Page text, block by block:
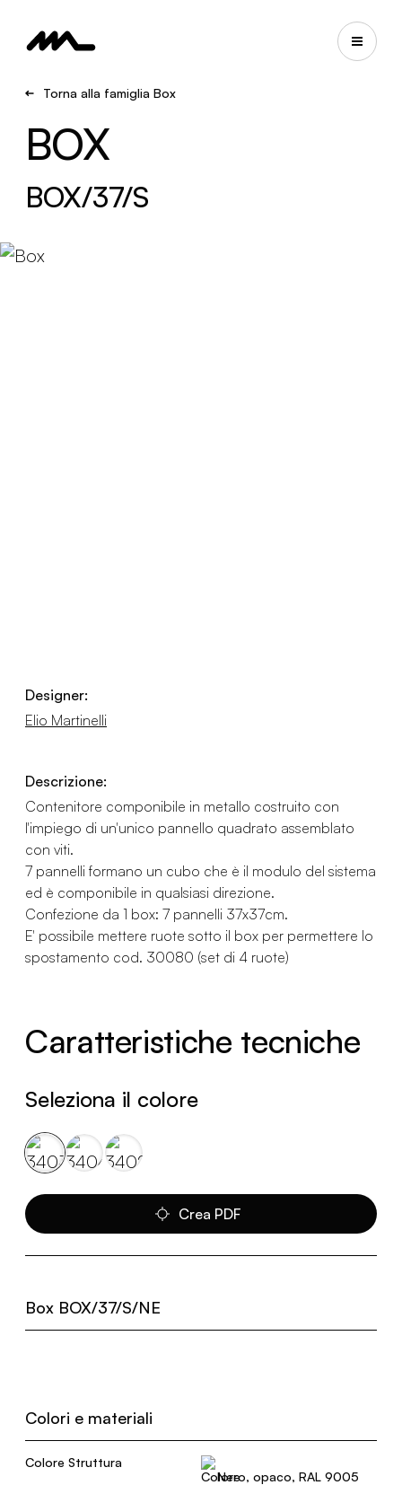
Torna alla famiglia Box
BOX
BOX/37/S
Designer:
Elio Martinelli
Descrizione:
Contenitore componibile in metallo costruito con
l'impiego di un'unico pannello quadrato assemblato
con viti.
7 pannelli formano un cubo che è il modulo del sistema
ed è componibile in qualsiasi direzione.
Confezione da 1 box: 7 pannelli 37x37cm.
E' possibile mettere ruote sotto il box per permettere lo
spostamento cod. 30080 (set di 4 ruote)
Caratteristiche tecniche
Seleziona il colore
Crea PDF
Box BOX/37/S/NE
Colori e materiali
Colore Struttura
Nero, opaco, RAL 9005